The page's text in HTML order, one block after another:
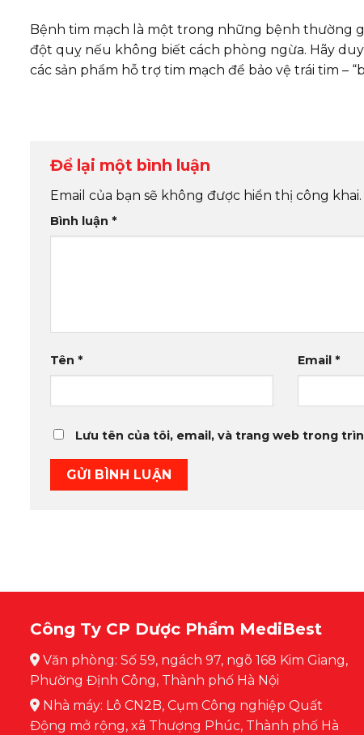
Bệnh tim mạch là một trong những bệnh thường
đột quỵ nếu không biết cách phòng ngừa. Hãy
các sản phẩm hỗ trợ tim mạch để bảo vệ trái tim –
Để lại một bình luận
Email của bạn sẽ không được hiển thị công khai.
Bình luận *
Tên * Email *
Lưu tên của tôi, email, và trang web trong
Công Ty CP Dược Phẩm MediBest
Văn phòng: Số 59, ngách 97, ngõ 168 Kim Giang,
Phường Định Công, Thành phố Hà Nội
Nhà máy: Lô CN2B, Cụm Công nghiệp Quất
Động mở rộng, xã Thượng Phúc, Thành phố Hà